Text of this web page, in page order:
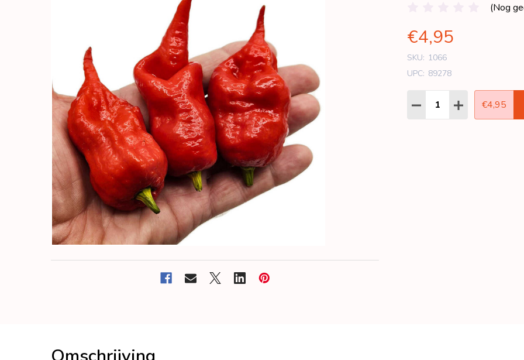
(Nog
€4,95
SKU: 1066
UPC: 89278
Aantal:
HOEVEELHEIDHOEVEELHEID
€4,95